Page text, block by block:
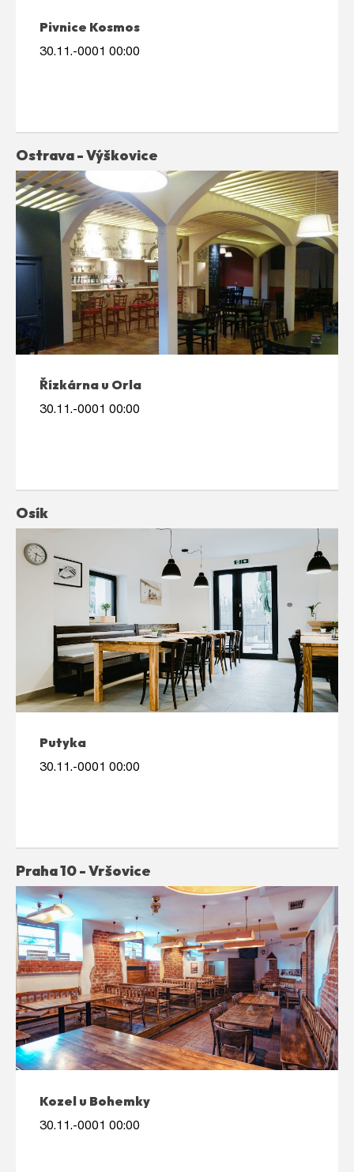
Pivnice Kosmos
30.11.-0001 00:00
Ostrava - Výškovice
Řízkárna u Orla
30.11.-0001 00:00
Osík
Putyka
30.11.-0001 00:00
Praha 10 - Vršovice
Kozel u Bohemky
30.11.-0001 00:00